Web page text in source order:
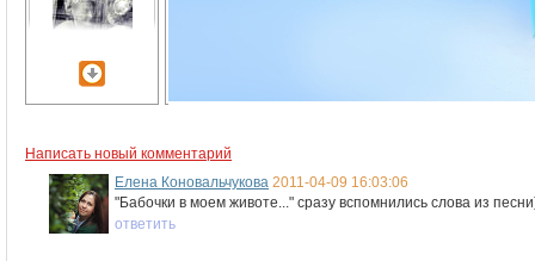
Написать новый комментарий
Елена Коновальчукова 2011-04-09 16:03:06
"Бабочки в моем животе..." сразу вспомнились слова из
ответить